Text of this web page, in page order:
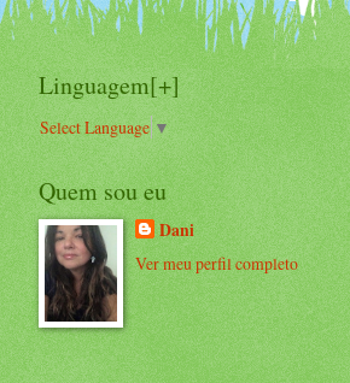
Linguagem[+]
Select Language ▼
Quem sou eu
Dani
Ver meu perfil completo